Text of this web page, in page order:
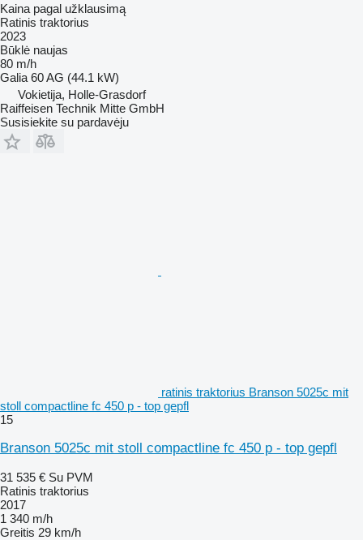
Kaina pagal užklausimą
Ratinis traktorius
2023
Būklė naujas
80 m/h
Galia 60 AG (44.1 kW)
Vokietija, Holle-Grasdorf
Raiffeisen Technik Mitte GmbH
Susisiekite su pardavėju
ratinis traktorius Branson 5025c mit
stoll compactline fc 450 p - top gepfl
15
Branson 5025c mit stoll compactline fc 450 p - top gepfl
31 535 € Su PVM
Ratinis traktorius
2017
1 340 m/h
Greitis 29 km/h